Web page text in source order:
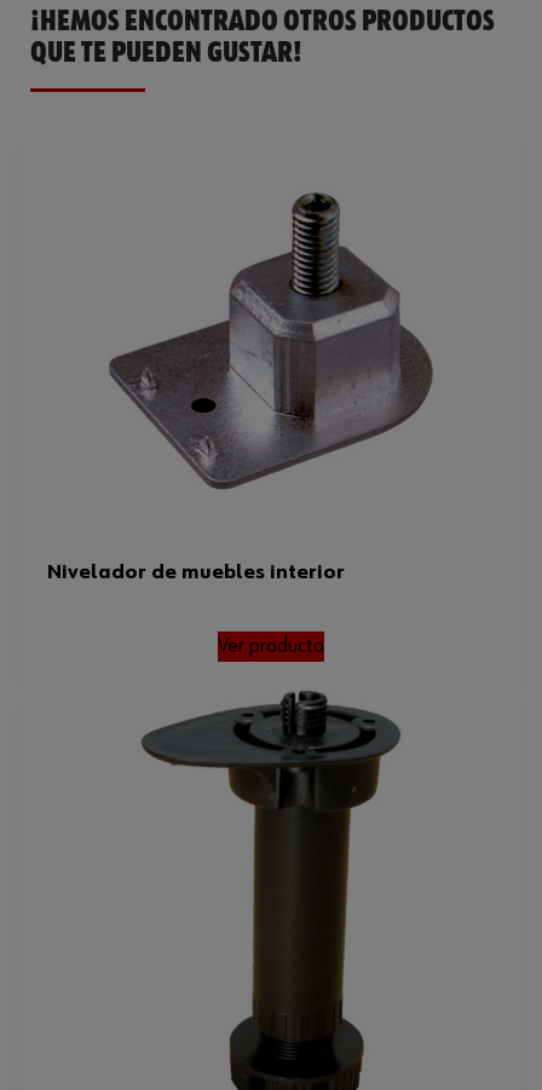
¡HEMOS ENCONTRADO OTROS PRODUCTOS
QUE TE PUEDEN GUSTAR!
Nivelador de muebles interior
Ver producto